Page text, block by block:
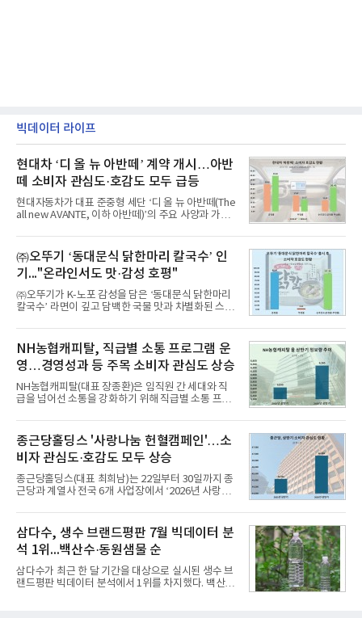
빅데이터 라이프
현대차 ‘디 올 뉴 아반떼’ 계약 개시…아반
떼 소비자 관심도·호감도 모두 급등
현대자동차가 대표 준중형 세단 ‘디 올 뉴 아반떼(The
all new AVANTE, 이하 아반떼)’의 주요 사양과 가격
떼는 6년 만에 선보이는 8세대 완전변경 모델로, ▲정
교한 선과 면을 중심으로 완성한 파격적인 디자인 ▲
과거 중형 세단 수준으로 확대된 차체 제원 ▲글로벌
최고 수준의 안전성 ▲성능과 효율을 동시에 높인 주
행 완성도 ▲첨단 편의 및 디지털 사양 적용 등을 통해
글로벌 준중형 세단의 새로운 기준을 세웠다.아반떼
는 가솔린 2.0과 1.6 하이브리드 두 가지 파워트레인
넘
㈜오뚜기 ‘동대문식 닭한마리 칼국수’ 인
기..."온라인서도 맛·감성 호평"
㈜오뚜기가 K-노포 감성을 담은 ‘동대문식 닭한마리
칼국수’ 라면이 깊고 담백한 국물 맛과 차별화된 스토
혔다.‘동대문식 닭한마리 칼국수’는 예상을 뛰어넘는
소비자 호응에 힘입어 지난 7월 13일 첫 선을 보인 지
단 18일 만에 누적 판매량 50만 개를 돌파하는 성과를
거두었다.이번 신제품은 개발진이 전국의 닭한마리
전문점을 직접 찾아 다니며 최적의 육수 비율을 완성
했다. 자극적이지 않으면서도 깊은 닭육수에 마늘의
개운한 풍미를 더했으며, 국물이 잘 배어들면서도 쫄
서도
NH농협캐피탈, 직급별 소통 프로그램 운
영…경영성과 등 주목 소비자 관심도 상승
NH농협캐피탈(대표 장종환)은 임직원 간 세대와 직
급을 넘어선 소통을 강화하기 위해 직급별 소통 프로
부터 30일까지 서울 원센티널 NH농협캐피탈타워 22
층에서 운영했다고 31일 밝혔다.이번 프로그램은 경
영지원부 홍보팀과 2026년 새로이(e)＊가 공동 주관
했으며, ▲팀장·부장(7.27), ▲계장·주임(7.28), ▲과
장·차장(7.29), ▲대리(7.30) 등 직급별로 총 4회에 걸
쳐 진행됐다.참고로 새로이(e)는 NH농협캐피탈 MZ
세대들로(과장~계장) 구성된 자율 참여조직으로, 조
반에 전파하는 역할
종근당홀딩스 '사랑나눔 헌혈캠페인'…소
비자 관심도·호감도 모두 상승
종근당홀딩스(대표 최희남)는 22일부터 30일까지 종
근당과 계열사 전국 6개 사업장에서 ‘2026년 사랑나
인은 장마와 폭염, 여름휴가 등으로 헌혈 참여가 줄어
드는 시기에 안정적 혈액 수급에 기여하고 생명나눔
문화를 확산하기 위해 마련됐다.캠페인은 종근당 천
안공장을 시작으로 ▲효종연구소 ▲종근당바이오 안
산공장 ▲경보제약 아산본사 ▲종근당건강 당진공장
▲종근당 본사 등 전국 6개 사업장에서 릴레이 방식
으로 이어졌다.캠페인 기간에는 임직원의 참여를 독
삼다수, 생수 브랜드평판 7월 빅데이터 분
석 1위...백산수·동원샘물 순
삼다수가 최근 한 달 기간을 대상으로 실시된 생수 브
랜드평판 빅데이터 분석에서 1위를 차지했다. 백산수